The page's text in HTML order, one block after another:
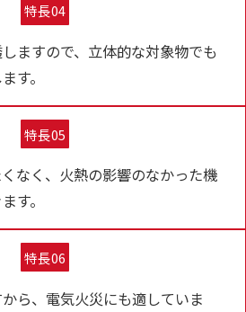
特長04
ますので、立体的な対象物でも
す。
特長05
なく、火熱の影響のなかった機
す。
特長06
ら、電気火災にも適していま